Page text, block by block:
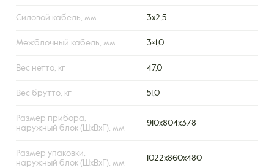
Силовой кабель, мм 3х2,5
Межблочный кабель, мм 3×1,0
Вес нетто, кг 47,0
Вес брутто, кг 51,0
Размер прибора,
наружный блок (ШxВxГ), мм
910х804х378
Размер упаковки,
наружный блок (ШxВxГ), мм
1022x860x480